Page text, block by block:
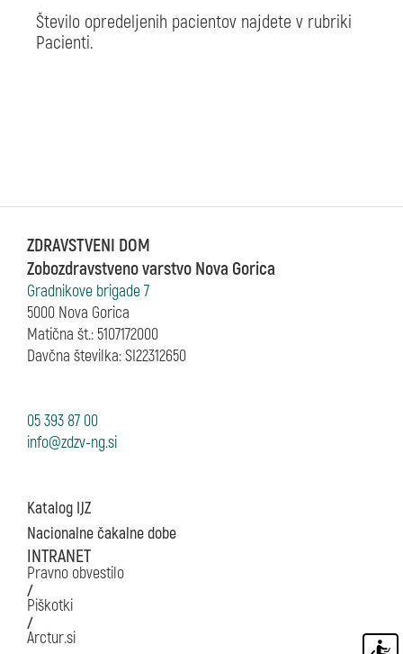
Število opredeljenih pacientov najdete v rubriki
Pacienti.
ZDRAVSTVENI DOM
Zobozdravstveno varstvo Nova Gorica
Gradnikove brigade 7
5000 Nova Gorica
Matična št.: 5107172000
Davčna številka: SI22312650
05 393 87 00
Katalog IJZ
Nacionalne čakalne dobe
INTRANET
Pravno obvestilo
/
Piškotki
/
Arctur.si